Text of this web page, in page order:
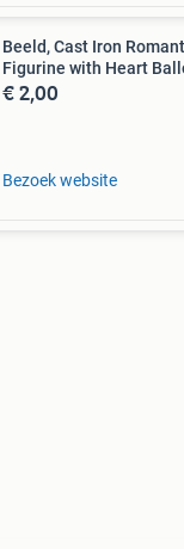
Beeld, Cast Iron
Figurine with Heart
€ 2,00
Bezoek website